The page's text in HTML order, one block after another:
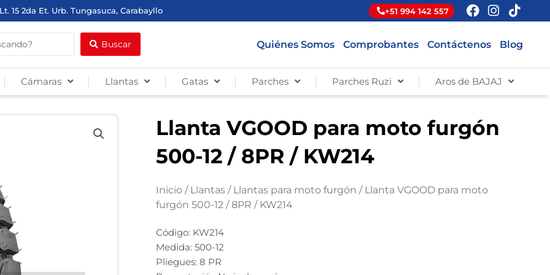
15 2da Et. Urb. Tungasuca, Carabayllo +51 994 142 557
Buscar Quiénes Somos Comprobantes Contáctenos Blog
Cámaras Llantas Gatas Parches Parches Ruzi Aros de BAJAJ
Llanta VGOOD para moto furgón
500-12 / 8PR / KW214
Inicio / Llantas / Llantas para moto furgón / Llanta VGOOD para moto
furgón 500-12 / 8PR / KW214
Código: KW214
Medida: 500-12
Pliegues: 8 PR